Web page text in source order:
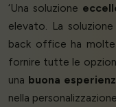
‘Una soluzione
elevato. La
back office ha
fornire tutte le
una buona
nella